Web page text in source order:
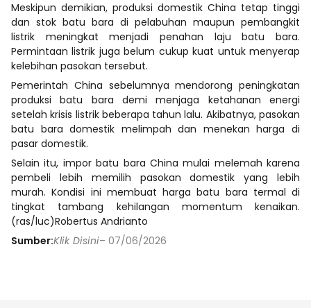
Meskipun demikian, produksi domestik China tetap tinggi
dan stok batu bara di pelabuhan maupun pembangkit
listrik meningkat menjadi penahan laju batu bara.
Permintaan listrik juga belum cukup kuat untuk menyerap
kelebihan pasokan tersebut.
Pemerintah China sebelumnya mendorong peningkatan
produksi batu bara demi menjaga ketahanan energi
setelah krisis listrik beberapa tahun lalu. Akibatnya, pasokan
batu bara domestik melimpah dan menekan harga di
pasar domestik.
Selain itu, impor batu bara China mulai melemah karena
pembeli lebih memilih pasokan domestik yang lebih
murah. Kondisi ini membuat harga batu bara termal di
tingkat tambang kehilangan momentum kenaikan.
(ras/luc)Robertus Andrianto
Sumber:Klik Disini– 07/06/2026